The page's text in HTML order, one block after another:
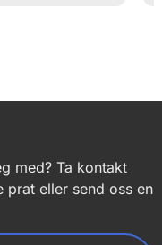
med? Ta kontakt
eller send oss en